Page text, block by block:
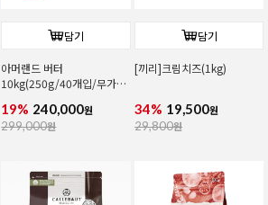
담기
아머랜드 버터
10kg(250g/40개입/무가
19% 240,000원
299,000원
담기
[끼리]크림치즈(1kg)
34% 19,500원
29,800원